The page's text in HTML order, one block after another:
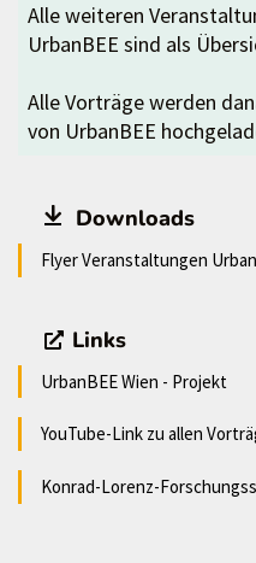
Alle weiteren
UrbanBEE sind als
Alle Vorträge werden
von UrbanBEE
Downloads
Flyer Veranstaltungen
Links
UrbanBEE Wien - Projekt
YouTube-Link zu allen
Konrad-Lorenz-